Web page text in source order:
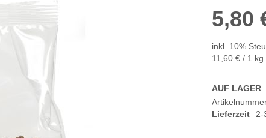
Bildergalerie
springen5,80
inkl. 10%
11,60 € / 1 kg
AUF LAGER
Lieferzeit
2-